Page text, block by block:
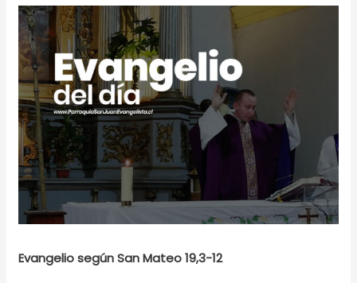
Evangelio según San Mateo 19,3-12